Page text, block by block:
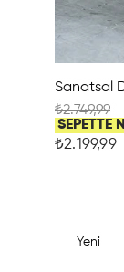
Sanatsal
₺2.749,99
SEPETTE
₺2.199,99
Yeni